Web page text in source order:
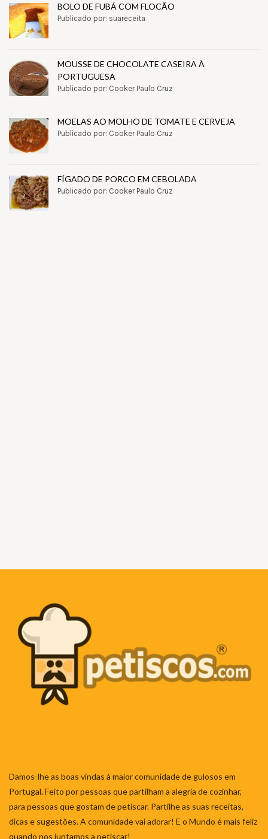
BOLO DE FUBÁ COM FLOCÃO
Publicado por: suareceita
MOUSSE DE CHOCOLATE CASEIRA À
PORTUGUESA
Publicado por: Cooker Paulo Cruz
MOELAS AO MOLHO DE TOMATE E CERVEJA
Publicado por: Cooker Paulo Cruz
FÍGADO DE PORCO EM CEBOLADA
Publicado por: Cooker Paulo Cruz
Damos-lhe as boas vindas à maior comunidade de gulosos em
Portugal. Feito por pessoas que partilham a alegria de cozinhar,
para pessoas que gostam de petiscar. Partilhe as suas receitas,
dicas e sugestões. A comunidade vai adorar! E o Mundo é mais feliz
quando nos juntamos a petiscar!